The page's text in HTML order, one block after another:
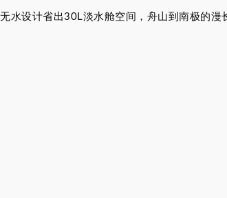
无水设计省出30L淡水舱空间，舟山到南极的漫